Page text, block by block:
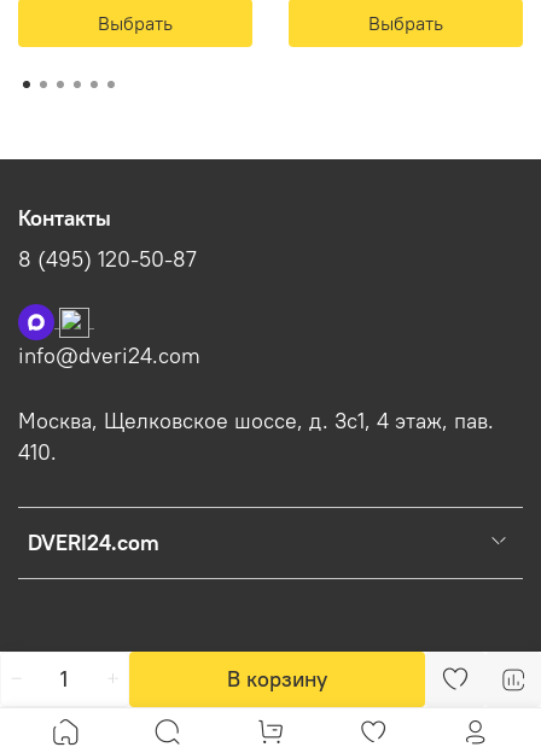
В корзину
Выбрать Выбрать
DVERI24.com
Контакты
8 (495) 120-50-87
info@dveri24.com
Москва, Щелковское шоссе, д. 3с1, 4 этаж, пав.
410.